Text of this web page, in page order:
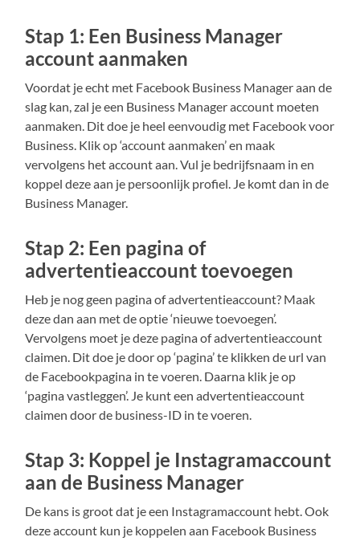
Stap 1: Een Business Manager
account aanmaken
Voordat je echt met Facebook Business Manager aan de
slag kan, zal je een Business Manager account moeten
aanmaken. Dit doe je heel eenvoudig met Facebook voor
Business. Klik op ‘account aanmaken’ en maak
vervolgens het account aan. Vul je bedrijfsnaam in en
koppel deze aan je persoonlijk profiel. Je komt dan in de
Business Manager.
Stap 2: Een pagina of
advertentieaccount toevoegen
Heb je nog geen pagina of advertentieaccount? Maak
deze dan aan met de optie ‘nieuwe toevoegen’.
Vervolgens moet je deze pagina of advertentieaccount
claimen. Dit doe je door op ‘pagina’ te klikken de url van
de Facebookpagina in te voeren. Daarna klik je op
‘pagina vastleggen’. Je kunt een advertentieaccount
claimen door de business-ID in te voeren.
Stap 3: Koppel je Instagramaccount
aan de Business Manager
De kans is groot dat je een Instagramaccount hebt. Ook
deze account kun je koppelen aan Facebook Business